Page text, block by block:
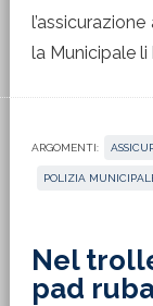
la Municipale
ARGOMENTI:
POLIZIA
Nel
pad